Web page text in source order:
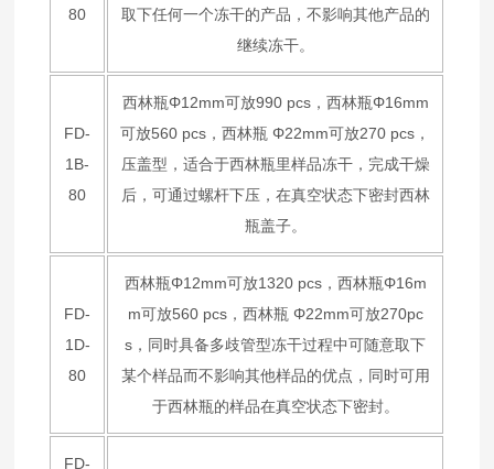
80
取下任何一个冻干的产品，不影响其他产品的
继续冻干。
FD-
1B-
80
西林瓶Φ12mm可放990 pcs，西林瓶Φ16mm
可放560 pcs，西林瓶 Φ22mm可放270 pcs，
压盖型，适合于西林瓶里样品冻干，完成干燥
后，可通过螺杆下压，在真空状态下密封西林
瓶盖子。
FD-
1D-
80
西林瓶Φ12mm可放1320 pcs，西林瓶Φ16m
m可放560 pcs，西林瓶 Φ22mm可放270pc
s，同时具备多歧管型冻干过程中可随意取下
某个样品而不影响其他样品的优点，同时可用
于西林瓶的样品在真空状态下密封。
FD-